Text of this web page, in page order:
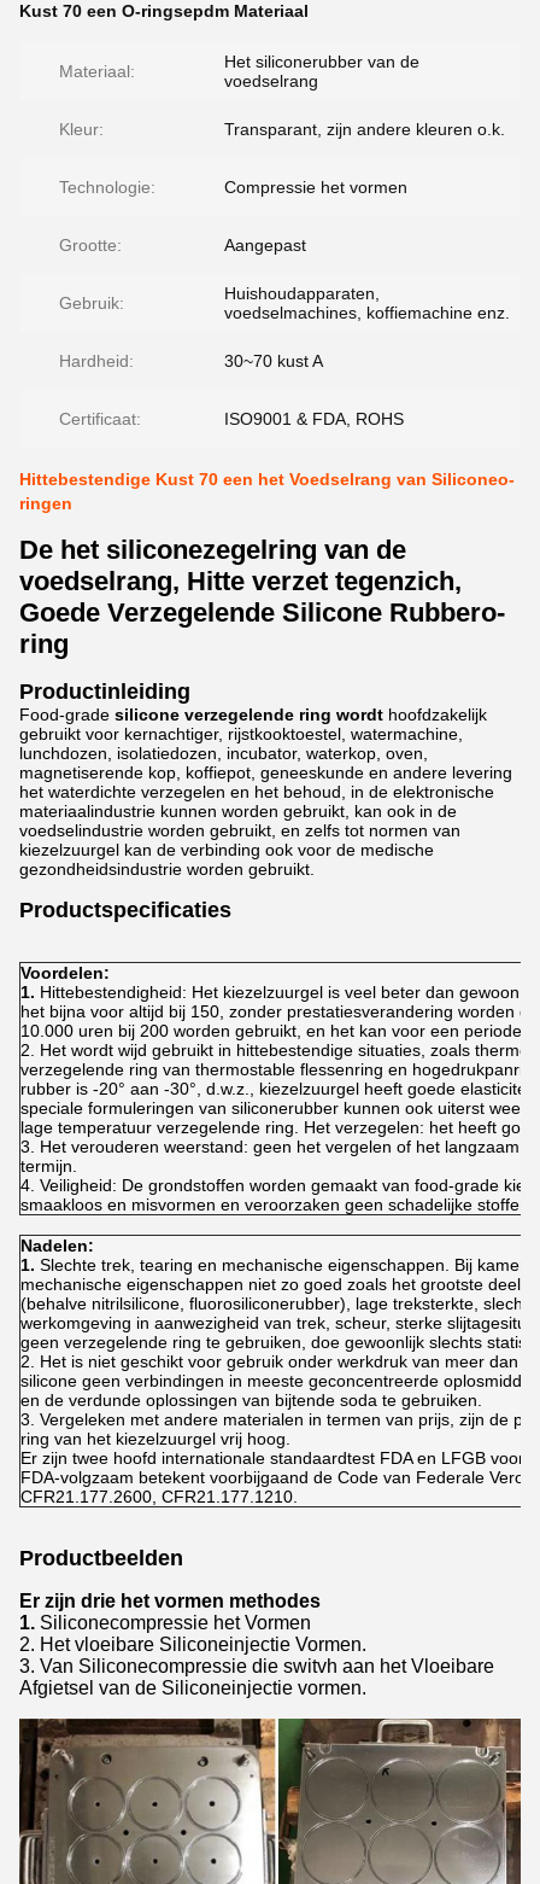
Kust 70 een O-ringsepdm Materiaal
Materiaal:
Het siliconerubber van de
voedselrang
Kleur: Transparant, zijn andere kleuren o.k.
Technologie: Compressie het vormen
Grootte: Aangepast
Gebruik:
Huishoudapparaten,
voedselmachines, koffiemachine enz.
Hardheid: 30~70 kust A
Certificaat: ISO9001 & FDA, ROHS
Hittebestendige Kust 70 een het Voedselrang van Siliconeo-
ringen
De het siliconezegelring van de
voedselrang, Hitte verzet tegenzich,
Goede Verzegelende Silicone Rubbero-
ring
Productinleiding
Food-grade silicone verzegelende ring wordt hoofdzakelijk
gebruikt voor kernachtiger, rijstkooktoestel, watermachine,
lunchdozen, isolatiedozen, incubator, waterkop, oven,
magnetiserende kop, koffiepot, geneeskunde en andere levering
het waterdichte verzegelen en het behoud, in de elektronische
materiaalindustrie kunnen worden gebruikt, kan ook in de
voedselindustrie worden gebruikt, en zelfs tot normen van
kiezelzuurgel kan de verbinding ook voor de medische
gezondheidsindustrie worden gebruikt.
Productspecificaties
Voordelen:
1. Hittebestendigheid: Het kiezelzuurgel is veel beter dan gewoon
het bijna voor altijd bij 150, zonder prestatiesverandering worden
10.000 uren bij 200 worden gebruikt, en het kan voor een periode
2. Het wordt wijd gebruikt in hittebestendige situaties, zoals
verzegelende ring van thermostable flessenring en
rubber is -20° aan -30°, d.w.z., kiezelzuurgel heeft goede
speciale formuleringen van siliconerubber kunnen ook uiterst
lage temperatuur verzegelende ring. Het verzegelen: het heeft
3. Het verouderen weerstand: geen het vergelen of het langzaam
termijn.
4. Veiligheid: De grondstoffen worden gemaakt van food-grade
smaakloos en misvormen en veroorzaken geen schadelijke stoffen
Nadelen:
1. Slechte trek, tearing en mechanische eigenschappen. Bij
mechanische eigenschappen niet zo goed zoals het grootste deel
(behalve nitrilsilicone, fluorosiliconerubber), lage treksterkte,
werkomgeving in aanwezigheid van trek, scheur, sterke
geen verzegelende ring te gebruiken, doe gewoonlijk slechts
2. Het is niet geschikt voor gebruik onder werkdruk van meer dan
silicone geen verbindingen in meeste geconcentreerde
en de verdunde oplossingen van bijtende soda te gebruiken.
3. Vergeleken met andere materialen in termen van prijs, zijn de
ring van het kiezelzuurgel vrij hoog.
Er zijn twee hoofd internationale standaardtest FDA en LFGB voor
FDA-volgzaam betekent voorbijgaand de Code van Federale
CFR21.177.2600, CFR21.177.1210.
Productbeelden
Er zijn drie het vormen methodes
1. Siliconecompressie het Vormen
2. Het vloeibare Siliconeinjectie Vormen.
3. Van Siliconecompressie die switvh aan het Vloeibare
Afgietsel van de Siliconeinjectie vormen.